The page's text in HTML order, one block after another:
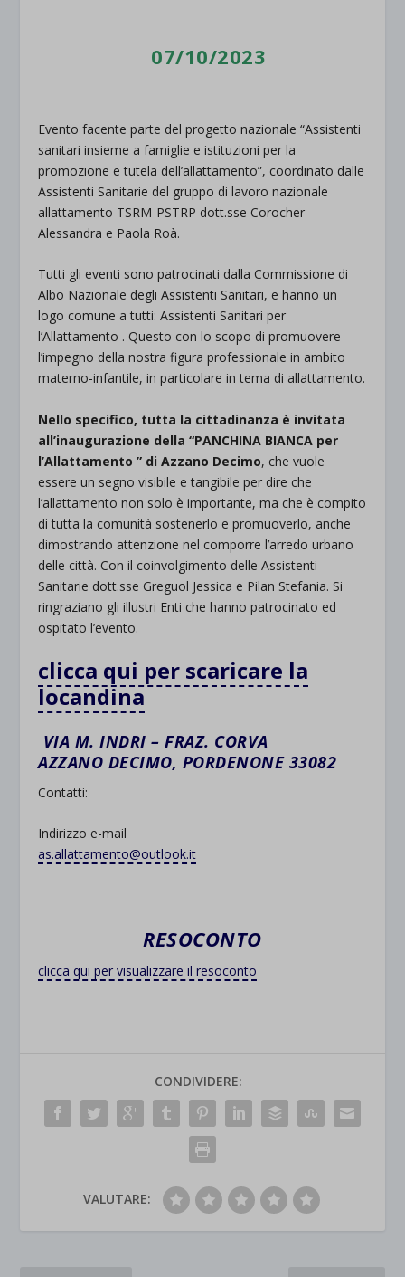
07/10/2023
Evento facente parte del progetto nazionale “Assistenti
sanitari insieme a famiglie e istituzioni per la
promozione e tutela dell’allattamento”, coordinato dalle
Assistenti Sanitarie del gruppo di lavoro nazionale
allattamento TSRM-PSTRP dott.sse Corocher
Alessandra e Paola Roà.
Tutti gli eventi sono patrocinati dalla Commissione di
Albo Nazionale degli Assistenti Sanitari, e hanno un
logo comune a tutti: Assistenti Sanitari per
l’Allattamento . Questo con lo scopo di promuovere
l’impegno della nostra figura professionale in ambito
materno-infantile, in particolare in tema di allattamento.
Nello specifico, tutta la cittadinanza è invitata
all’inaugurazione della “PANCHINA BIANCA per
l’Allattamento ” di Azzano Decimo, che vuole
essere un segno visibile e tangibile per dire che
l’allattamento non solo è importante, ma che è compito
di tutta la comunità sostenerlo e promuoverlo, anche
dimostrando attenzione nel comporre l’arredo urbano
delle città. Con il coinvolgimento delle Assistenti
Sanitarie dott.sse Greguol Jessica e Pilan Stefania. Si
ringraziano gli illustri Enti che hanno patrocinato ed
ospitato l’evento.
clicca qui per scaricare la
locandina
VIA M. INDRI – FRAZ. CORVA
AZZANO DECIMO, PORDENONE 33082
Contatti:
Indirizzo e-mail
as.allattamento@outlook.it
RESOCONTO
clicca qui per visualizzare il resoconto
CONDIVIDERE:
VALUTARE: